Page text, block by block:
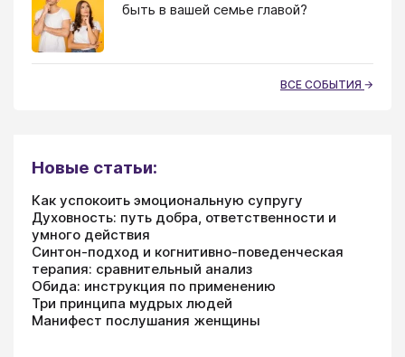
быть в вашей семье главой?
ВСЕ СОБЫТИЯ
Новые статьи:
Как успокоить эмоциональную супругу
Духовность: путь добра, ответственности и
умного действия
Синтон-подход и когнитивно-поведенческая
терапия: сравнительный анализ
Обида: инструкция по применению
Три принципа мудрых людей
Манифест послушания женщины